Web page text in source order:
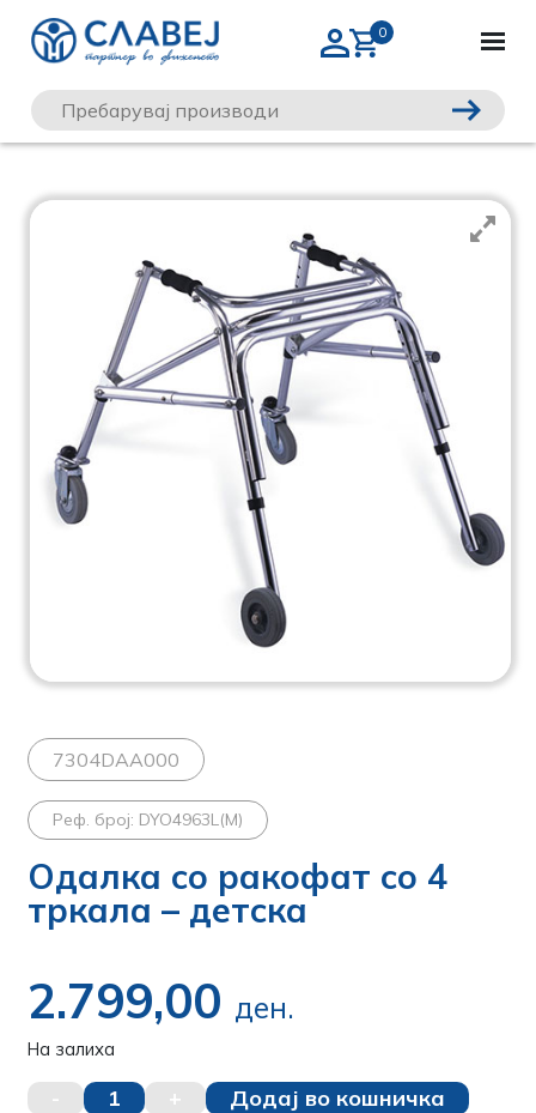
7304DAA000
Реф. број: DYO4963L(M)
Одалка со ракофат со 4
тркала – детска
2.799,00 ден.
На залиха
- 1 + Додај во кошничка